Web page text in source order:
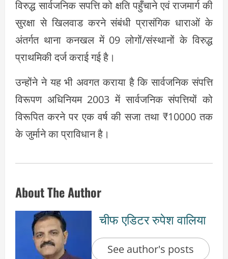
विरुद्ध सार्वजनिक सपत्ति को क्षति पहुँचाने एवं राजमार्ग की
सुरक्षा से खिलवाड करने संबंधी प्रासंगिक धाराओं के
अंतर्गत थाना कनखल में 09 लोगों/संस्थानों के विरुद्ध
प्राथमिकी दर्ज कराई गई है।
उन्होंने ने यह भी अवगत कराया है कि सार्वजनिक संपत्ति
विरूपण अधिनियम 2003 में सार्वजनिक संपत्तियों को
विरूपित करने पर एक वर्ष की सजा तथा ₹10000 तक
के जुर्माने का प्राविधान है।
About The Author
चीफ एडिटर रुपेश वालिया
See author's posts